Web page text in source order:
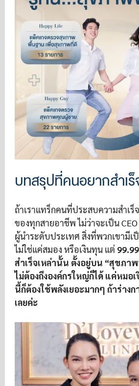
บทสรุปที่คนอยากสำเ
ถ้าเราแทร็กคนที่ประสบความสำเ
ของทุกสายอาชีพ ไม่ว่าจะเป็น
ผู้นำระดับประเทศ สิ่งที่พวกเขามี
ไม่ใช่แค่สมอง หรือเงินทุน แต่
สำเร็จเหล่านั้น ตั้งอยู่บน “สุขภา
ไม่ต้องถึงองค์กรใหญ่ก็ได้ แค่หมอ
นี้ก็ต้องใช้พลังเยอะมากๆ ถ้าร่าง
เลยค่ะ